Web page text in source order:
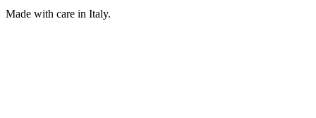
Made with care in Italy.